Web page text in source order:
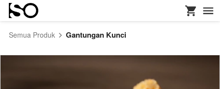
Semua Produk Gantungan Kunci